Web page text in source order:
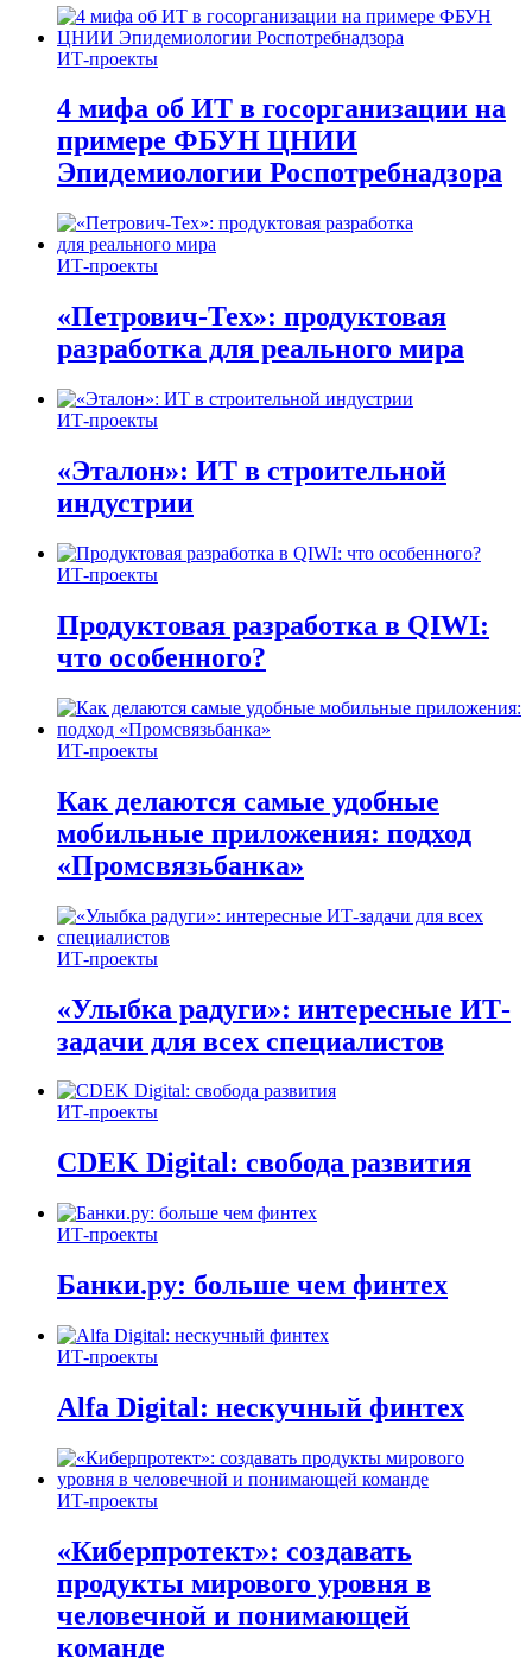
ИТ-проекты
4 мифа об ИТ в госорганизации на
примере ФБУН ЦНИИ
Эпидемиологии Роспотребнадзора
ИТ-проекты
«Петрович-Тех»: продуктовая
разработка для реального мира
ИТ-проекты
«Эталон»: ИТ в строительной
индустрии
ИТ-проекты
Продуктовая разработка в QIWI:
что особенного?
ИТ-проекты
Как делаются самые удобные
мобильные приложения: подход
«Промсвязьбанка»
ИТ-проекты
«Улыбка радуги»: интересные ИТ-
задачи для всех специалистов
ИТ-проекты
CDEK Digital: свобода развития
ИТ-проекты
Банки.ру: больше чем финтех
ИТ-проекты
Alfa Digital: нескучный финтех
ИТ-проекты
«Киберпротект»: создавать
продукты мирового уровня в
человечной и понимающей
команде